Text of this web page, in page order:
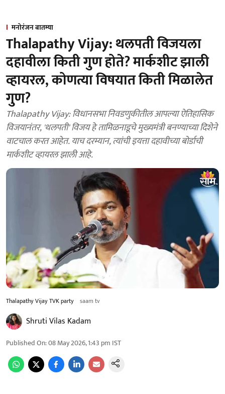
मनोरंजन बातम्या
Thalapathy Vijay: थलपती विजयला
दहावीला किती गुण होते? मार्कशीट झाली
व्हायरल, कोणत्या विषयात किती मिळालेत
गुण?
Thalapathy Vijay: विधानसभा निवडणुकीतील आपल्या ऐतिहासिक
विजयानंतर, 'थलपती' विजय हे तामिळनाडूचे मुख्यमंत्री बनण्याच्या दिशेने
वाटचाल करत आहेत. याच दरम्यान, त्यांची इयत्ता दहावीच्या बोर्डाची
मार्कशीट व्हायरल झाली आहे.
Thalapathy Vijay TVK party saam tv
Shruti Vilas Kadam
Published On:08 May 2026, 1:43 pm IST